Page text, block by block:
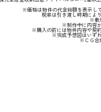
※価格は物件の代金総額を表示し
税率は引き渡し時期によ
※敷
※制作中に内容
※購入の前には物件内容や契
※完成予想図はいず
※ＣＧ合